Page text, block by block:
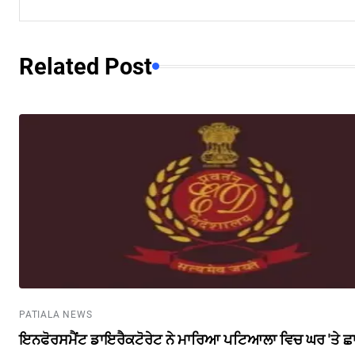
Related Post
PATIALA NEWS
ਇਨਫੋਰਸਮੈਂਟ ਡਾਇਰੈਕਟੋਰੇਟ ਨੇ ਮਾਰਿਆ ਪਟਿਆਲਾ ਵਿਚ ਘਰ 'ਤੇ